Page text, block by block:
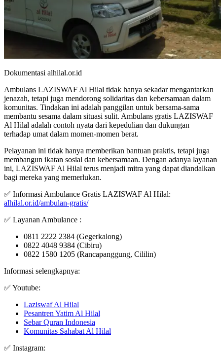
Dokumentasi alhilal.or.id
Ambulans LAZISWAF Al Hilal tidak hanya sekadar mengantarkan
jenazah, tetapi juga mendorong solidaritas dan kebersamaan dalam
komunitas. Tindakan ini adalah panggilan untuk bersama-sama
membantu sesama dalam situasi sulit. Ambulans gratis LAZISWAF
Al Hilal adalah contoh nyata dari kepedulian dan dukungan
terhadap umat dalam momen-momen berat.
Pelayanan ini tidak hanya memberikan bantuan praktis, tetapi juga
membangun ikatan sosial dan kebersamaan. Dengan adanya layanan
ini, LAZISWAF Al Hilal terus menjadi mitra yang dapat diandalkan
bagi mereka yang memerlukan.
✅ Informasi Ambulance Gratis LAZISWAF Al Hilal:
alhilal.or.id/ambulan-gratis/
✅ Layanan Ambulance :
0811 2222 2384 (Gegerkalong)
0822 4048 9384 (Cibiru)
0822 1580 1205 (Rancapanggung, Cililin)
Informasi selengkapnya:
✅ Youtube:
Laziswaf Al Hilal
Pesantren Yatim Al Hilal
Sebar Quran Indonesia
Komunitas Sahabat Al Hilal
✅ Instagram: